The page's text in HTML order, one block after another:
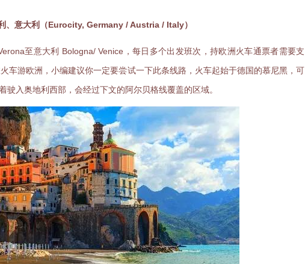
、意大利（Eurocity, Germany / Austria / Italy）
至意大利 Bologna/ Venice，每日多个出发班次，持欧洲火车通票者需要支
车游欧洲，小编建议你一定要尝试一下此条线路，火车起始于德国的慕尼黑，可
驶入奥地利西部，会经过下文的阿尔贝格线覆盖的区域。